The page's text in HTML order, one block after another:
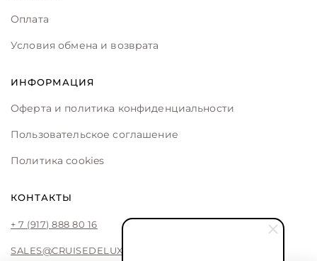
Оплата
Условия обмена и возврата
ИНФОРМАЦИЯ
Оферта и политика конфиденциальности
Пользовательское соглашение
Политика cookies
КОНТАКТЫ
+ 7 (917) 888 80 16
SALES@CRUISEDELUXE.STORE